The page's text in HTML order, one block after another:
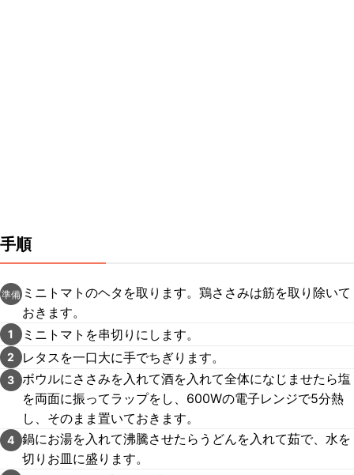
手順
準備 ミニトマトのヘタを取ります。鶏ささみは筋を取り除いて
おきます。
1 ミニトマトを串切りにします。
2 レタスを一口大に手でちぎります。
3 ボウルにささみを入れて酒を入れて全体になじませたら塩
を両面に振ってラップをし、600Wの電子レンジで5分熱
し、そのまま置いておきます。
4 鍋にお湯を入れて沸騰させたらうどんを入れて茹で、水を
切りお皿に盛ります。